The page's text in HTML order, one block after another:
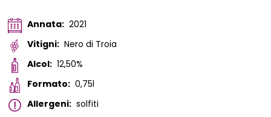
Annata: 2021
Vitigni: Nero di Troia
Alcol: 12,50%
Formato: 0,75l
Allergeni: solfiti